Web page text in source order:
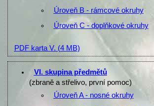
Úroveň B - rámcové okruhy
Úroveň C - doplňkové okruhy
PDF karta V. (4 MB)
VI. skupina předmětů
(zbraně a střelivo, první pomoc)
Úroveň A - nosné okruhy